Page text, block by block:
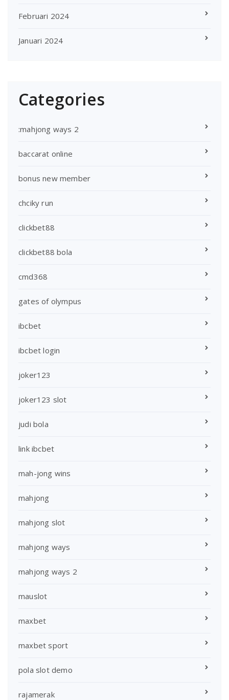
Februari 2024
Januari 2024
Categories
:mahjong ways 2
baccarat online
bonus new member
chciky run
clickbet88
clickbet88 bola
cmd368
gates of olympus
ibcbet
ibcbet login
joker123
joker123 slot
judi bola
link ibcbet
mah-jong wins
mahjong
mahjong slot
mahjong ways
mahjong ways 2
mauslot
maxbet
maxbet sport
pola slot demo
rajamerak